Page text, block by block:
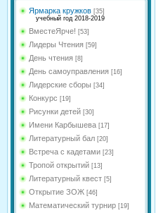
Ярмарка кружков [35]
учебный год 2018-2019
ВместеЯрче! [53]
Лидеры Чтения [59]
День чтения [8]
День самоуправления [16]
Лидерские сборы [34]
Конкурс [19]
Рисунки детей [30]
Имени Карбышева [17]
Литературный бал [20]
Встреча с кадетами [23]
Тропой открытий [13]
Литературный квест [5]
Открытие ЗОЖ [46]
Математический турнир [19]